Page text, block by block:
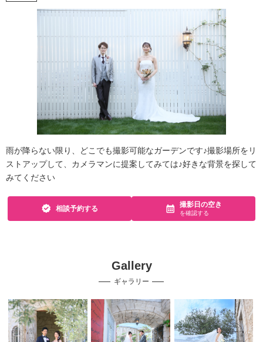
雨が降らない限り、どこでも撮影可能なガーデンです♪撮影場所をリ
ストアップして、カメラマンに提案してみては♪好きな背景を探して
みてください
相談予約する 撮影日の空き
を確認する
Gallery
ギャラリー